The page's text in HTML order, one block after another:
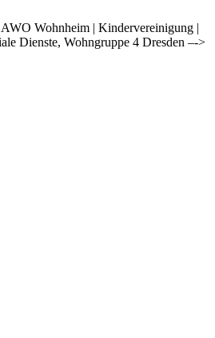
Wohnheim | Kindervereinigung |
Dienste, Wohngruppe 4 Dresden –->